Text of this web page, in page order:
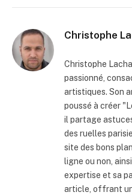
Christophe
Christophe
passionné,
artistiques. Son
poussé à créer
il partage
des ruelles
site des bons
ligne ou non,
expertise et sa
article, offrant